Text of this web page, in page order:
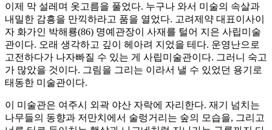
이제 막 설레며 옷고름을 풀었다. 누구나 와서 미술의 속살과
내밀한 감흥을 만끽하라고 품을 열었다. 고려제약 대표이사이
자 화가인 박해룡(86) 명예관장이 사재를 털어 지은 사립미술
관이다. 오래 생각하고 깊이 헤아려 지었을 테다. 운영난으로
고전하다가 나자빠질 수 있는 게 사립미술관이다. 그러니 숙고
가 많았을 것이다. 그림을 그리는 이라서 낼 수 있었던 용기로
태동한 미술관이다.
이 미술관은 여주시 외곽 야산 자락에 자리한다. 재기 넘치는
나무들의 동향과 저만치에서 술렁거리는 숲의 모습을, 그리고